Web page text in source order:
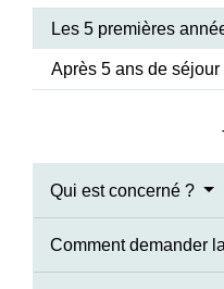
Les 5 premières
Après 5 ans de séjour
Qui est concerné ?
Comment demander